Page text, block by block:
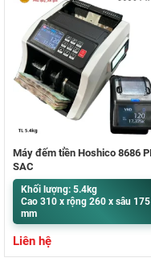
Máy đếm tiền Hoshico 8686 PIN
SẠC
Khối lượng: 5.4kg
Cao 310 x rộng 260 x sâu 175
mm
Liên hệ